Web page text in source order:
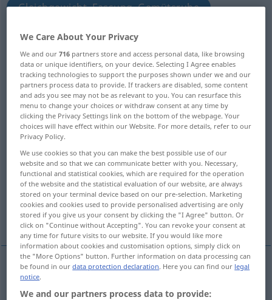
Gleichgewicht, Fassung, Gemütsruhe
Gegengewicht Abwägen, Erwägung
harmonisches Verhältnis, Ausgewogenheit
Restbetrag
Bilanz, Rechnungsabschluss, Kontostand,
Bestand, Überschuss...
ÜberRest Übergewicht
More translations...
Waagef
We Care About Your Privacy
We and our716 partners store and access personal data, like browsing
data or unique identifiers, on your device. Selecting I Agree enables
tracking technologies to support the purposes shown under we and our
partners process data to provide. If trackers are disabled, some content
and ads you see may not be as relevant to you. You can resurface this
menu to change your choices or withdraw consent at any time by
clicking the Privacy Settings link on the bottom of the webpage. Your
choices will have effect within our Website. For more details, refer to our
Privacy Policy.
We use cookies so that you can make the best possible use of our
website and so that we can communicate better with you. Necessary,
functional and statistical cookies, which are required for the operation
of the website and the statistical evaluation of our website, are always
stored on your terminal device based on our pre-selection. Marketing
cookies and cookies used to provide personalised advertising are only
stored if you give us your consent by clicking the "I Agree" button. Or
click on "Continue without Accepting". You can revoke your consent at
any time for future visits to our website. If you would like more
information about cookies and customisation options, simply click on
the "More Options" button. Further information on data processing can
be found in ourdata protection declaration. Here you can find our legal
notice.
We and our partners process data to provide: